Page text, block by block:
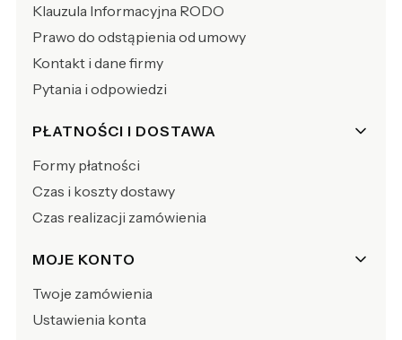
Klauzula Informacyjna RODO
Prawo do odstąpienia od umowy
Kontakt i dane firmy
Pytania i odpowiedzi
PŁATNOŚCI I DOSTAWA
Formy płatności
Czas i koszty dostawy
Czas realizacji zamówienia
MOJE KONTO
Twoje zamówienia
Ustawienia konta